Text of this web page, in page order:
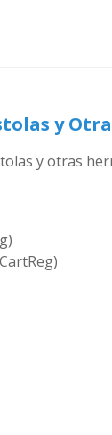
y
y otras